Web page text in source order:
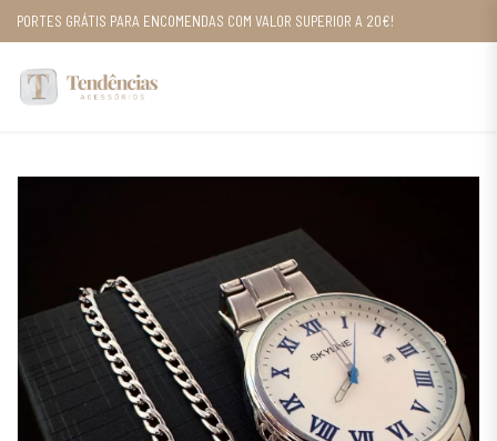
PORTES GRÁTIS PARA ENCOMENDAS COM VALOR SUPERIOR A 20€!